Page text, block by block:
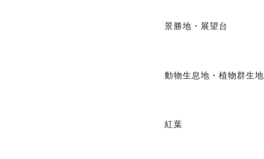
景勝地・展望台
動物生息地・植物群生地
紅葉